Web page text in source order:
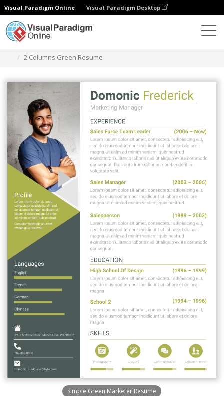
Visual Paradigm Online Visual Paradigm Desktop
2 Columns Green Resume
Simple Green Marketer Resume